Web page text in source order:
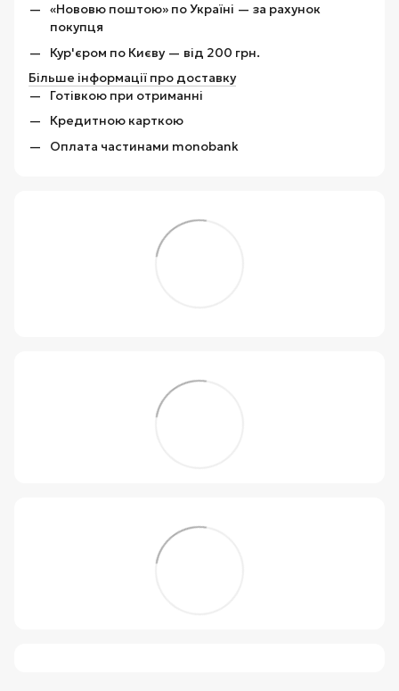
«Нововю поштою» по Україні — за рахунок
покупця
Кур'єром по Києву — від 200 грн.
Більше інформації про доставку
Готівкою при отриманні
Кредитною карткою
Оплата частинами monobank